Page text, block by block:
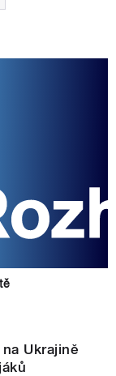
Ukrajině